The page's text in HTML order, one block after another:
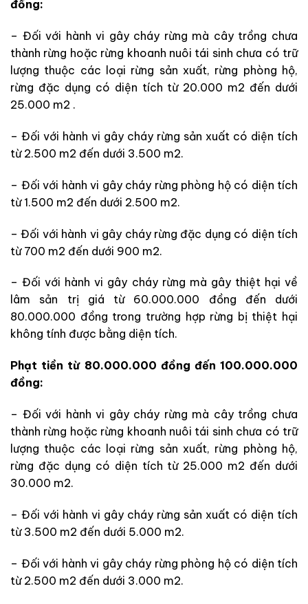
đồng:
– Đối với hành vi gây cháy rừng mà cây trồng chưa
thành rừng hoặc rừng khoanh nuôi tái sinh chưa có trữ
lượng thuộc các loại rừng sản xuất, rừng phòng hộ,
rừng đặc dụng có diện tích từ 20.000 m2 đến dưới
25.000 m2 .
– Đối với hành vi gây cháy rừng sản xuất có diện tích
từ 2.500 m2 đến dưới 3.500 m2.
– Đối với hành vi gây cháy rừng phòng hộ có diện tích
từ 1.500 m2 đến dưới 2.500 m2.
– Đối với hành vi gây cháy rừng đặc dụng có diện tích
từ 700 m2 đến dưới 900 m2.
– Đối với hành vi gây cháy rừng mà gây thiệt hại về
lâm sản trị giá từ 60.000.000 đồng đến dưới
80.000.000 đồng trong trường hợp rừng bị thiệt hại
không tính được bằng diện tích.
Phạt tiền từ 80.000.000 đồng đến 100.000.000
đồng:
– Đối với hành vi gây cháy rừng mà cây trồng chưa
thành rừng hoặc rừng khoanh nuôi tái sinh chưa có trữ
lượng thuộc các loại rừng sản xuất, rừng phòng hộ,
rừng đặc dụng có diện tích từ 25.000 m2 đến dưới
30.000 m2.
– Đối với hành vi gây cháy rừng sản xuất có diện tích
từ 3.500 m2 đến dưới 5.000 m2.
– Đối với hành vi gây cháy rừng phòng hộ có diện tích
từ 2.500 m2 đến dưới 3.000 m2.